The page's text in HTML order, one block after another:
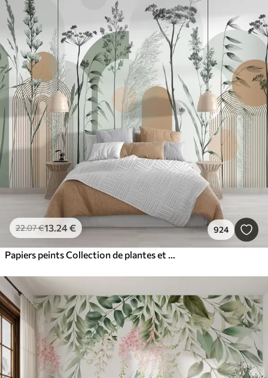
22.07€13.24€ 924
Papiers peints Collection de plantes et de fleurs dans des tons neutres sur un fond d'arche abstrait dans des teintes vertes et orangées